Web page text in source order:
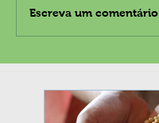
Escreva um comentário